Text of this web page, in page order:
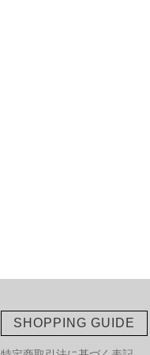
SHOPPING GUIDE